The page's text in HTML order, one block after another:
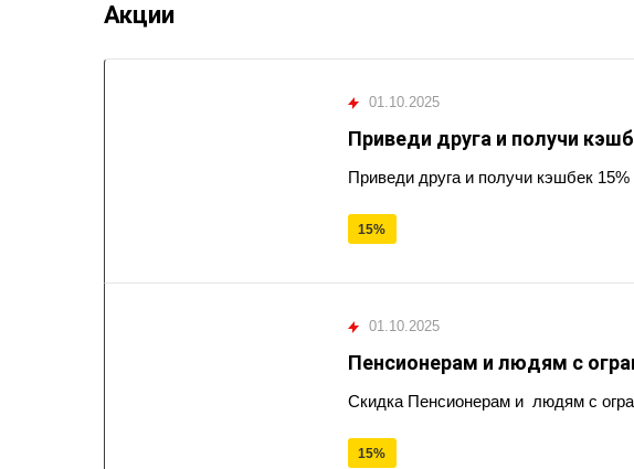
Акции
01.10.2025
Приведи друга и получи
Приведи друга и получи кэшбек 15%
15%
01.10.2025
Пенсионерам и людям с
Скидка Пенсионерам и людям с
15%